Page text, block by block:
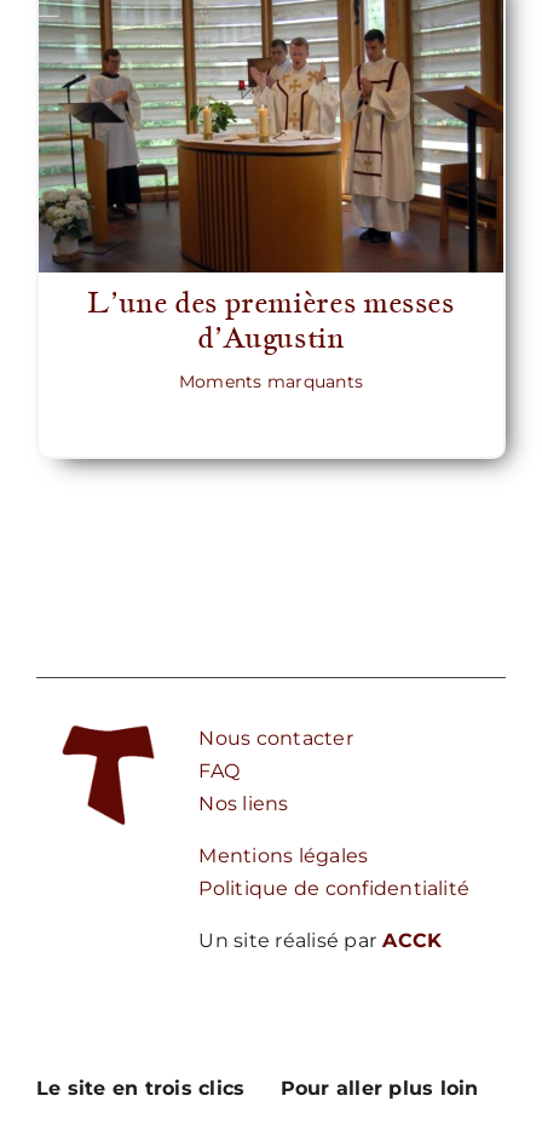
L’une des premières messes
d’Augustin
Moments marquants
Le site en trois clics Pour aller plus loin
Nous contacter
FAQ
Nos liens
Mentions légales
Politique de confidentialité
Un site réalisé par ACCK